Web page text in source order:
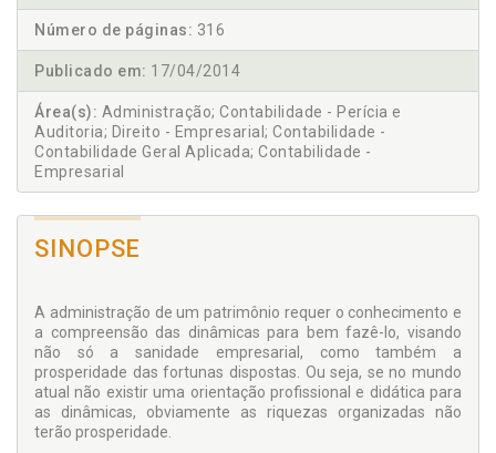
Número de páginas: 316
Publicado em: 17/04/2014
Área(s): Administração; Contabilidade - Perícia e
Auditoria; Direito - Empresarial; Contabilidade -
Contabilidade Geral Aplicada; Contabilidade -
Empresarial
SINOPSE
A administração de um patrimônio requer o conhecimento e
a compreensão das dinâmicas para bem fazê-lo, visando
não só a sanidade empresarial, como também a
prosperidade das fortunas dispostas. Ou seja, se no mundo
atual não existir uma orientação profissional e didática para
as dinâmicas, obviamente as riquezas organizadas não
terão prosperidade.